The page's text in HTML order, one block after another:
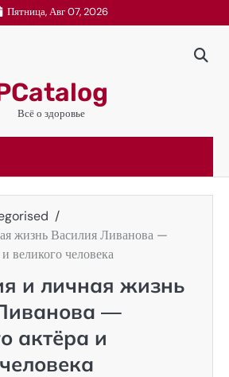
Пятница, Авг 07, 2026
Всё о здоровье
жизнь Василия Ливанова —
великого человека
и личная жизнь
—
актёра и